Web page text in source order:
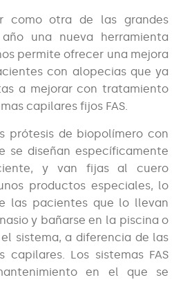
como otra de las grandes
una nueva herramienta
permite ofrecer una mejora
con alopecias que ya
a mejorar con tratamiento
capilares fijos FAS.
prótesis de biopolímero con
se diseñan específicamente
y van fijas al cuero
productos especiales, lo
las pacientes que lo llevan
y bañarse en la piscina o
sistema, a diferencia de las
capilares. Los sistemas FAS
en el que se